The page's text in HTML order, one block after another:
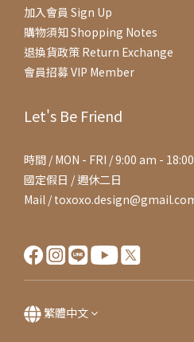
加入會員 Sign Up
購物須知 Shopping Notes
退換貨政策 Return Exchange
會員招募 VIP Member
Let's Be Friend
時間 / MON - FRI / 9:00 am -
國定假日 / 週休二日
Mail /
繁體中文